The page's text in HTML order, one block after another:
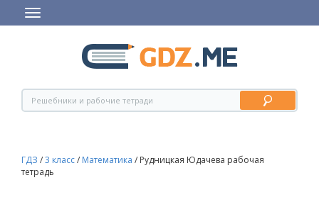
ГДЗ /3 класс/ Математика / Рудницкая Юдачева рабочая
тетрадь